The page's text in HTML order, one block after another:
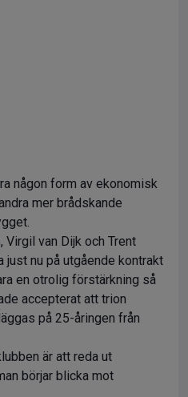
någon form av ekonomisk
mer brådskande
Virgil van Dijk och Trent
nu på utgående kontrakt
en otrolig förstärkning så
accepterat att trion
på 25-åringen från
är att reda ut
börjar blicka mot